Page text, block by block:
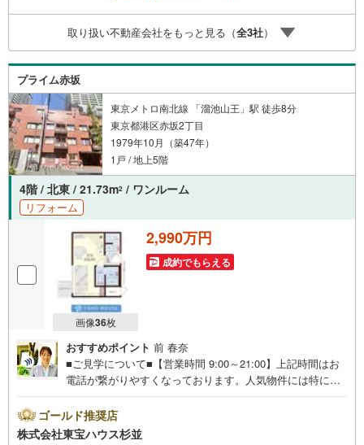
を問わず、安心してご利用いただけます。◆安心の環境◆
無料駐車場、キッズスペースを完備し、ご家族でのご来店
も安心です。の体制で皆様の住まい探しをサポートいたし
ます。
取り扱い不動産会社をもっと見る（全3社）
プライム赤坂
東京メトロ南北線 「溜池山王」駅 徒歩8分
東京都港区赤坂2丁目
1979年10月（築47年）
1戸 / 地上5階
4階 / 北東 / 21.73m2 / ワンルーム
リフォーム
画像36枚
2,990万円
成約でもらえる
おすすめポイント 前 春奈
■ご見学について■【営業時間 9:00～21:00】上記時間はお
電話が繋がりやすくなっております。人気物件には特に問
「室内・現地を見学する」ボタンよりご予約いただくとご
見学がスムーズです。■ご予約に際して■日時のご希望をお
ゴールド推奨店
株式会社東宝ハウス杉並